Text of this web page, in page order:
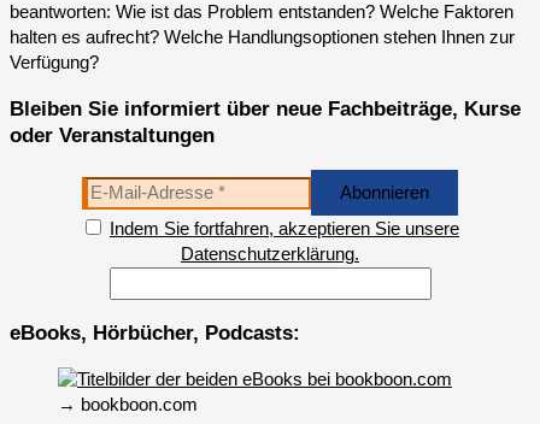
beantworten: Wie ist das Problem entstanden? Welche Faktoren
halten es aufrecht? Welche Handlungsoptionen stehen Ihnen zur
Verfügung?
Bleiben Sie informiert über neue Fachbeiträge, Kurse
oder Veranstaltungen
Indem Sie fortfahren, akzeptieren Sie unsere
Datenschutzerklärung.
eBooks, Hörbücher, Podcasts:
→ bookboon.com